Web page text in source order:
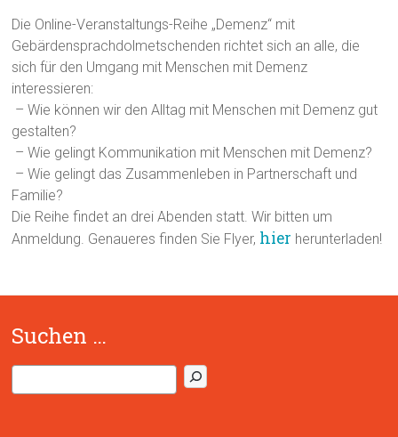
Die Online-Veranstaltungs-Reihe „Demenz“ mit
Gebärdensprachdolmetschenden richtet sich an alle, die
sich für den Umgang mit Menschen mit Demenz
interessieren:
– Wie können wir den Alltag mit Menschen mit Demenz gut
gestalten?
– Wie gelingt Kommunikation mit Menschen mit Demenz?
– Wie gelingt das Zusammenleben in Partnerschaft und
Familie?
Die Reihe findet an drei Abenden statt. Wir bitten um
Anmeldung. Genaueres finden Sie Flyer, hier herunterladen!
Suchen …
u